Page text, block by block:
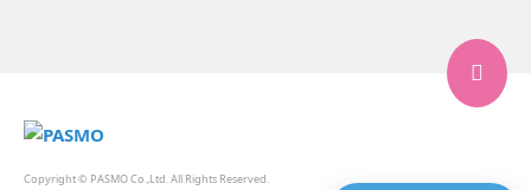
Copyright © PASMO Co.,Ltd. All Rights Reserved.